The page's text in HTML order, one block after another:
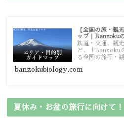
【全国の旅・観
ップ｜Banzoku
鉄道・交通、観
ど、「Banzoku
る全国の旅行・
ガイドマップか
banzokubiology.com
夏休み・お盆の旅行に向けて！